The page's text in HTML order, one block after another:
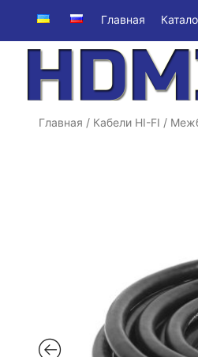
Главная
Главная / Кабели HI-FI /